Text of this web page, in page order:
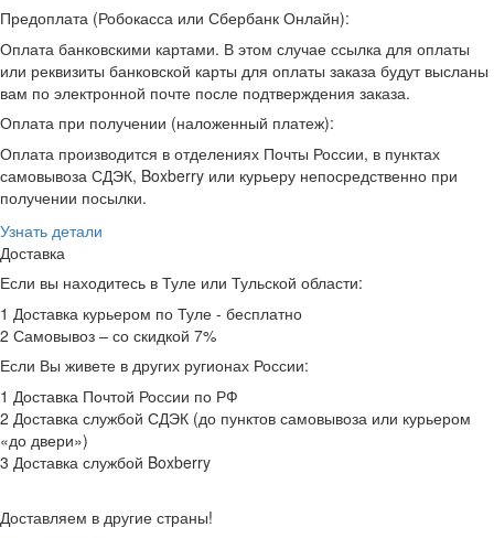
Предоплата (Робокасса или Сбербанк Онлайн):
Оплата банковскими картами. В этом случае ссылка для оплаты
или реквизиты банковской карты для оплаты заказа будут высланы
вам по электронной почте после подтверждения заказа.
Оплата при получении (наложенный платеж):
Оплата производится в отделениях Почты России, в пунктах
самовывоза СДЭК, Boxberry или курьеру непосредственно при
получении посылки.
Узнать детали
Доставка
Если вы находитесь в Туле или Тульской области:
1 Доставка курьером по Туле - бесплатно
2 Самовывоз – со скидкой 7%
Если Вы живете в других ругионах России:
1 Доставка Почтой России по РФ
2 Доставка службой СДЭК (до пунктов самовывоза или курьером
«до двери»)
3 Доставка службой Boxberry
Доставляем в другие страны!